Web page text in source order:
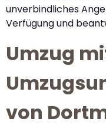
unverbindliches
Verfügung und
Umzug
von